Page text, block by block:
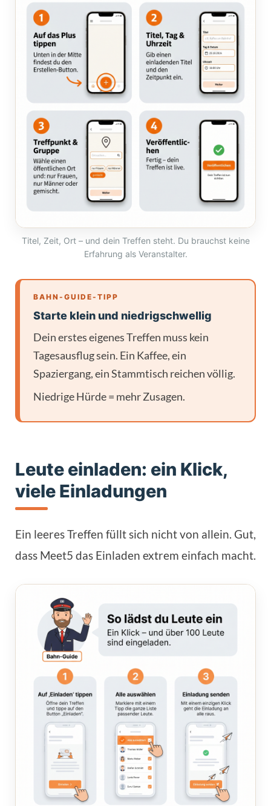
Titel, Zeit, Ort – und dein Treffen steht. Du brauchst keine
Erfahrung als Veranstalter.
BAHN-GUIDE-TIPP
Starte klein und niedrigschwellig
Dein erstes eigenes Treffen muss kein
Tagesausflug sein. Ein Kaffee, ein
Spaziergang, ein Stammtisch reichen völlig.
Niedrige Hürde = mehr Zusagen.
Leute einladen: ein Klick,
viele Einladungen
Ein leeres Treffen füllt sich nicht von allein. Gut,
dass Meet5 das Einladen extrem einfach macht.